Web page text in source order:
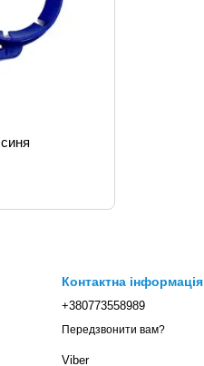
Контактна інформація
+380773558989
Передзвонити вам?
Viber